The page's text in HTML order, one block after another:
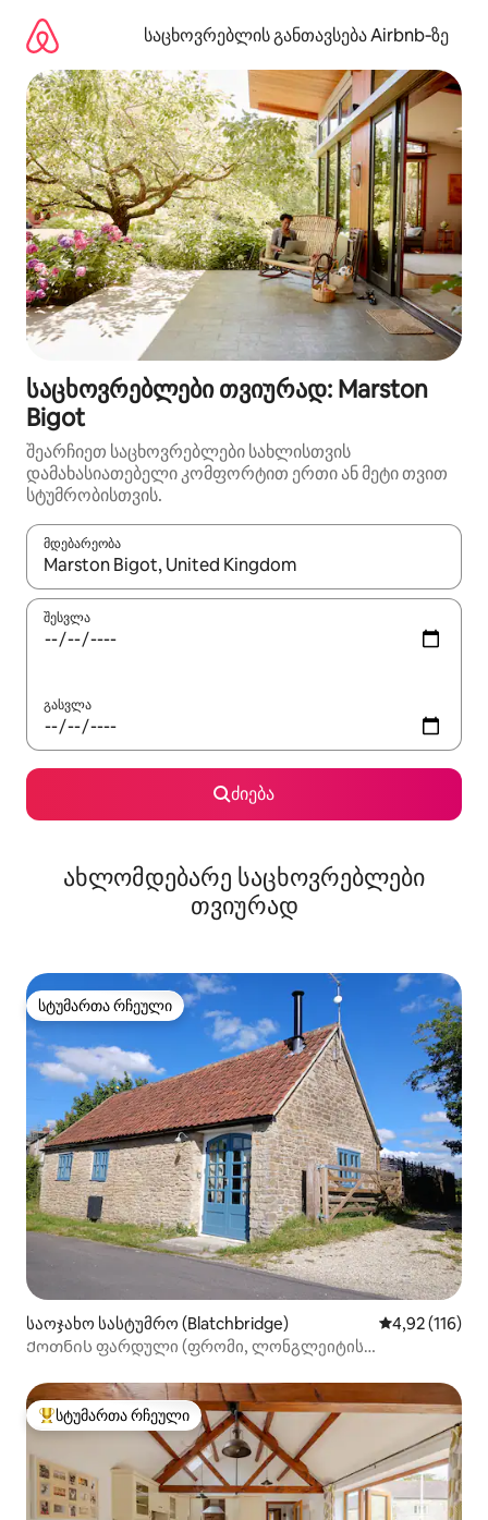
გადასვლა
საცხოვრებლის განთავსება Airbnb‑ზე
საცხოვრებლები თვიურად: Marston
Bigot
შეარჩიეთ საცხოვრებლები სახლისთვის
დამახასიათებელი კომფორტით ერთი ან მეტი თვით
სტუმრობისთვის.
მდებარეობა
როცა შედეგები ხელმისაწვდომი გახდება, ნავიგაციისთვის
შესვლა
გასვლა
ძიება
ახლომდებარე საცხოვრებლები
თვიურად
სტუმართა რჩეული
სტუმართა რჩეული
საოჯახო სასტუმრო (Blatchbridge) საშუალო
4,92 (116)
Ქოთნის ფარდული (ფრომი, ლონგლეიტის
სტუმართა რჩეული მოწინავე ვარიანტი
სტუმართა რჩეული